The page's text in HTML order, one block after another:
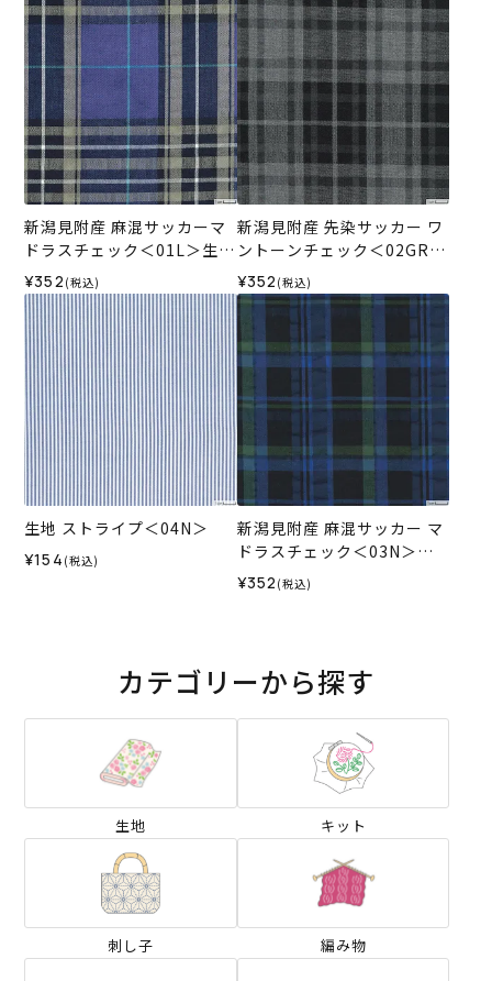
新潟見附産 麻混サッカーマ
ドラスチェック＜01L＞生地
ホビーラホビーレデザイン
コレクション
¥352 (税込)
新潟見附産 先染サッカー ワ
ントーンチェック＜02GR＞
生地 ホビーラホビーレデザ
インコレクション
¥352 (税込)
生地 ストライプ＜04N＞
¥154 (税込)
新潟見附産 麻混サッカー マ
ドラスチェック＜03N＞生
地 ホビーラホビーレデザイ
ンコレクション
¥352 (税込)
カテゴリーから探す
生地 キット
刺し子 編み物